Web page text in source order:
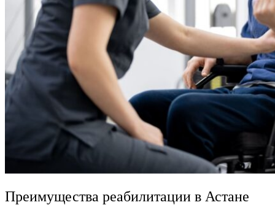
Преимущества реабилитации в Астане